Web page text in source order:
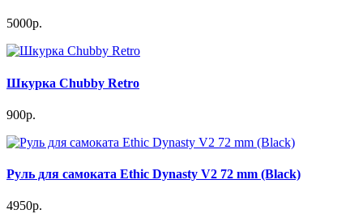
5000р.
Шкурка Chubby Retro
900р.
Руль для самоката Ethic Dynasty V2 72 mm (Black)
4950р.